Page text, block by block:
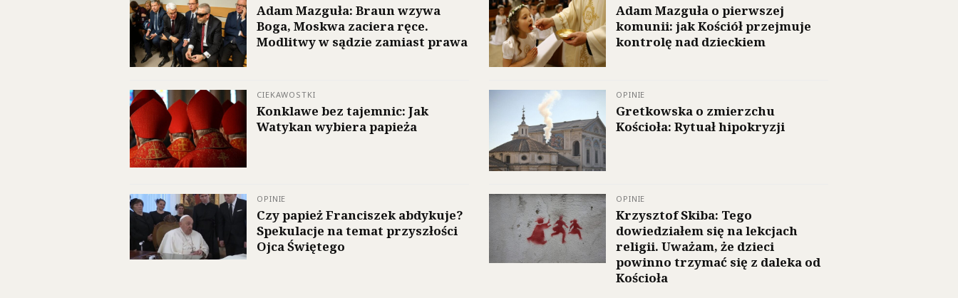
Adam Mazguła: Braun wzywa
Boga, Moskwa zaciera ręce.
Modlitwy w sądzie zamiast prawa
Adam Mazguła o pierwszej
komunii: jak Kościół przejmuje
kontrolę nad dzieckiem
CIEKAWOSTKI
Konklawe bez tajemnic: Jak
Watykan wybiera papieża
OPINIE
Gretkowska o zmierzchu
Kościoła: Rytuał hipokryzji
OPINIE
Czy papież Franciszek abdykuje?
Spekulacje na temat przyszłości
Ojca Świętego
OPINIE
Krzysztof Skiba: Tego
dowiedziałem się na lekcjach
religii. Uważam, że dzieci
powinno trzymać się z daleka od
Kościoła